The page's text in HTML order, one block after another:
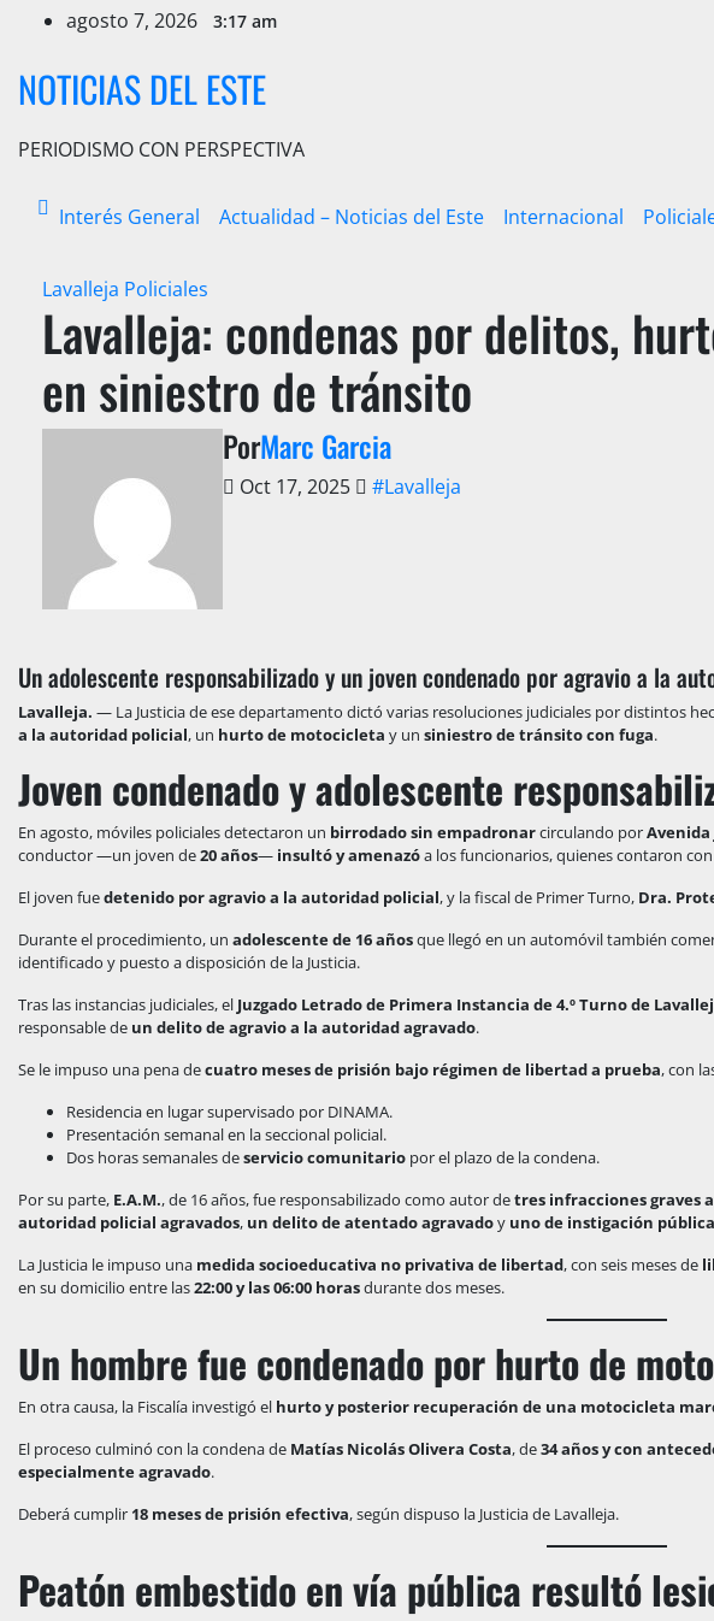
contenido
agosto 7, 2026 3:17 am
NOTICIAS DEL ESTE
PERIODISMO CON PERSPECTIVA
Interés General Actualidad – Noticias del Este Internacional
Lavalleja Policiales
Lavalleja: condenas por delitos,
en siniestro de tránsito
PorMarc Garcia
Oct 17, 2025 #Lavalleja
Un adolescente responsabilizado y un joven condenado por agravio a la
Lavalleja. — La Justicia de ese departamento dictó varias resoluciones judiciales por distintos
a la autoridad policial, un hurto de motocicleta y un siniestro de tránsito con fuga.
Joven condenado y adolescente
En agosto, móviles policiales detectaron un birrodado sin empadronarcirculando porAvenida
conductor —un joven de20 años— insultó y amenazóa los funcionarios, quienes contaron
El joven fuedetenido por agravio a la autoridad policial, y la fiscal de Primer Turno, Dra.
Durante el procedimiento, un adolescente de 16 añosque llegó en un automóvil también
identificado y puesto a disposición de la Justicia.
Tras las instancias judiciales, el Juzgado Letrado de Primera Instancia de 4.º Turno de
responsable de un delito de agravio a la autoridad agravado.
Se le impuso una pena decuatro meses de prisión bajo régimen de libertad a prueba, con
Residencia en lugar supervisado por DINAMA.
Presentación semanal en la seccional policial.
Dos horas semanales deservicio comunitario por el plazo de la condena.
Por su parte, E.A.M., de 16 años, fue responsabilizado como autor detres infracciones graves
autoridad policial agravados, un delito de atentado agravadoy uno de instigación
La Justicia le impuso una medida socioeducativa no privativa de libertad, con seis meses de
en su domicilio entre las22:00 y las 06:00 horasdurante dos meses.
Un hombre fue condenado por hurto de
En otra causa, la Fiscalía investigó el hurto y posterior recuperación de una motocicleta
El proceso culminó con la condena de Matías Nicolás Olivera Costa, de34 años y con
especialmente agravado.
Deberá cumplir 18 meses de prisión efectiva, según dispuso la Justicia de Lavalleja.
Peatón embestido en vía pública resultó